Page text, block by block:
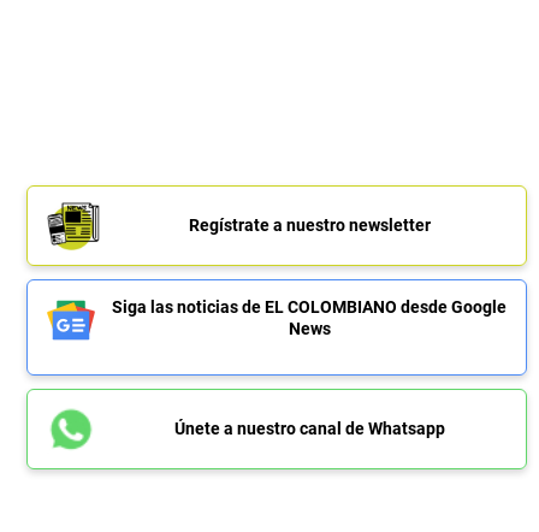
Regístrate a nuestro newsletter
Siga las noticias de EL COLOMBIANO desde Google
News
Únete a nuestro canal de Whatsapp